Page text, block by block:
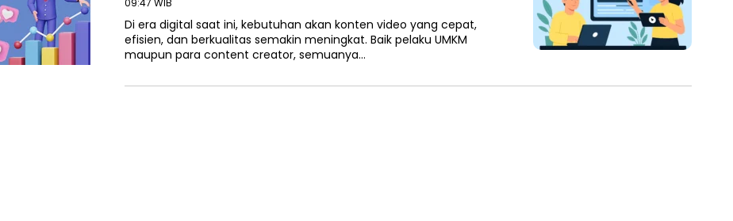
Di era digital saat ini, kebutuhan akan konten video yang cepat,
efisien, dan berkualitas semakin meningkat. Baik pelaku UMKM
maupun para content creator, semuanya…